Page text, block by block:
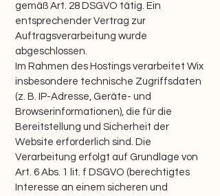
gemäß Art. 28 DSGVO tätig. Ein
entsprechender Vertrag zur
Auftragsverarbeitung wurde
abgeschlossen.
Im Rahmen des Hostings verarbeitet Wix
insbesondere technische Zugriffsdaten
(z. B. IP-Adresse, Geräte- und
Browserinformationen), die für die
Bereitstellung und Sicherheit der
Website erforderlich sind. Die
Verarbeitung erfolgt auf Grundlage von
Art. 6 Abs. 1 lit. f DSGVO (berechtigtes
Interesse an einem sicheren und